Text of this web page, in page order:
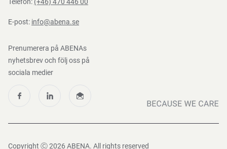
E-post: info@abena.se
Prenumerera på ABENAs
nyhetsbrev och följ oss på
sociala medier
Copyright Ⓒ 2026 ABENA. All rights reserved